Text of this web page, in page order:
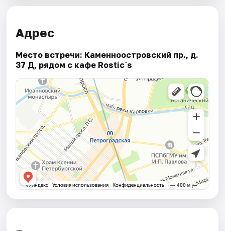
Адрес
Место встречи: Каменноостровский пр., д.
37 Д, рядом с кафе Rostic`s